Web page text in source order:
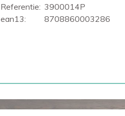
Referentie: 3900014P
ean13:
8708860003286